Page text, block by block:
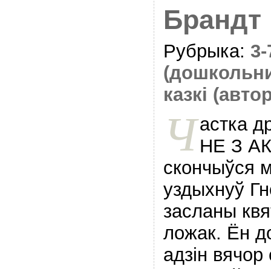
Брандт
Рубрыка:
казкі
Частка
НЕ З
скончыўся
уздыхнуў
засланы
ложак. Ён
адзiн вячор